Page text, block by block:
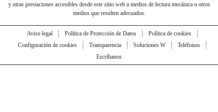
y otras prestaciones accesibles desde este sitio web a medios de lectura mecánica u otros
medios que resulten adecuados.
Aviso legal Política de Protección de Datos
Política de cookies
Configuración de cookies
Transparencia Soluciones W
Teléfonos
Escríbanos